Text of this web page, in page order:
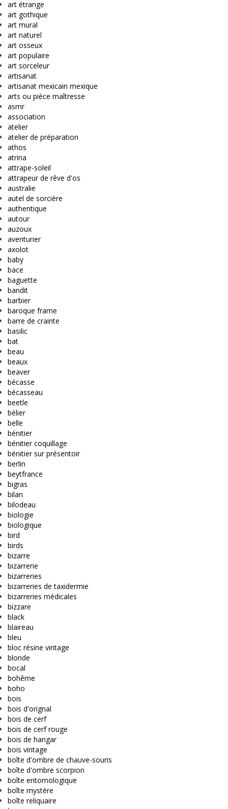
art étrange
art gothique
art mural
art naturel
art osseux
art populaire
art sorceleur
artisanat
artisanat mexicain mexique
arts ou pièce maîtresse
asmr
association
atelier
atelier de préparation
athos
atrina
attrape-soleil
attrapeur de rêve d'os
australie
autel de sorcière
authentique
autour
auzoux
aventurier
axolot
baby
bace
baguette
bandit
barbier
baroque frame
barre de crainte
basilic
bat
beau
beaux
beaver
bécasse
bécasseau
beetle
bélier
belle
bénitier
bénitier coquillage
bénitier sur présentoir
berlin
beytfrance
bigras
bilan
bilodeau
biologie
biologique
bird
birds
bizarre
bizarrerie
bizarreries
bizarreries de taxidermie
bizarreries médicales
bizzare
black
blaireau
bleu
bloc résine vintage
blonde
bocal
bohême
boho
bois
bois d'orignal
bois de cerf
bois de cerf rouge
bois de hangar
bois vintage
boîte d'ombre de chauve-souris
boîte d'ombre scorpion
boîte entomologique
boîte mystère
boîte reliquaire